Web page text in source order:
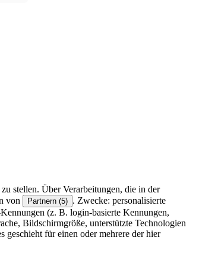
stellen. Über Verarbeitungen, die in der
von Partnern (5) . Zwecke: personalisierte
(z. B. login-basierte Kennungen,
Bildschirmgröße, unterstützte Technologien
geschieht für einen oder mehrere der hier